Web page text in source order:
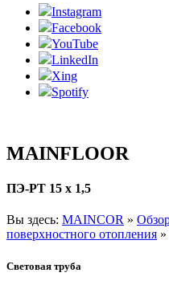
Instagram
Facebook
YouTube
LinkedIn
Xing
Spotify
MAINFLOOR
ПЭ-РТ 15 х 1,5
Вы здесь: MAINCOR »
поверхностного отопления »
Световая труба